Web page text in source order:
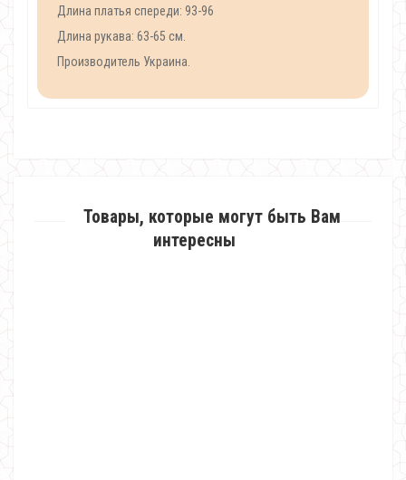
Длина платья спереди: 93-96
Длина рукава: 63-65 см.
Производитель Украина.
Товары, которые могут быть Вам
интересны